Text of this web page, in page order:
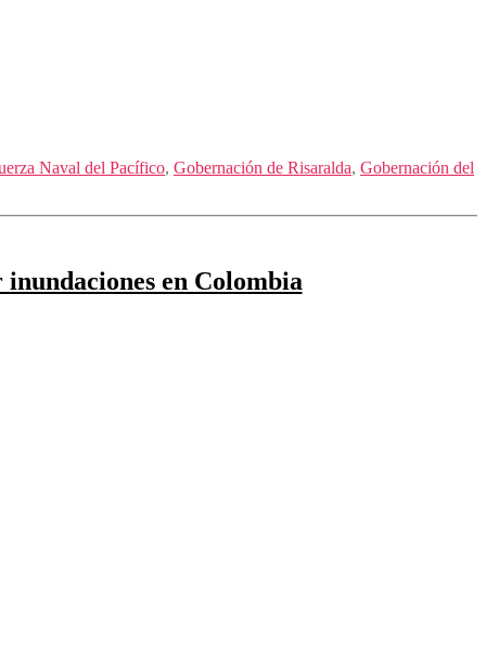
Naval del Pacífico, Gobernación de Risaralda, Gobernación del
en Colombia